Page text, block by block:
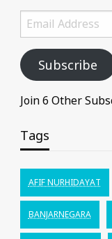
Email
Address
Subscribe
Join 6 Other
Tags
AFIF NURHIDAYAT
BANJARNEGARA